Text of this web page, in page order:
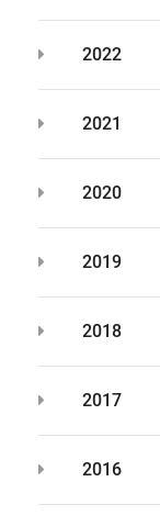
2022
2021
2020
2019
2018
2017
2016